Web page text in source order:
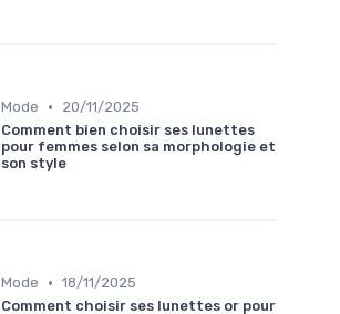
Mode •
20/11/2025
Comment bien choisir ses lunettes
pour femmes selon sa morphologie et
son style
Mode • 18/11/2025
Comment choisir ses lunettes or pour